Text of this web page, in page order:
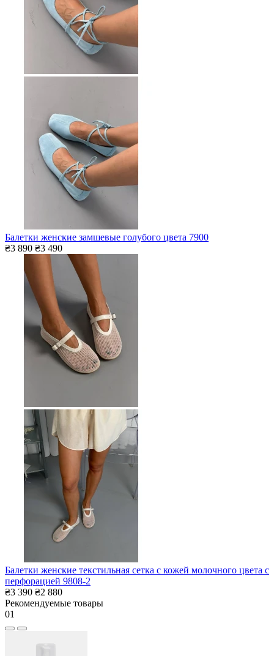
Балетки женские замшевые голубого цвета 7900
₴3 890 ₴3 490
Балетки женские текстильная сетка с кожей молочного цвета с
перфорацией 9808-2
₴3 390 ₴2 880
Рекомендуемые товары
01